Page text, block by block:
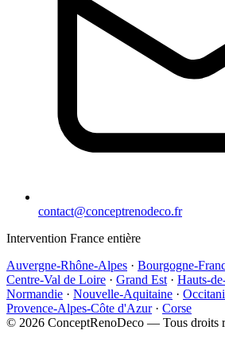
contact@conceptrenodeco.fr
Intervention France entière
Auvergne-Rhône-Alpes · Bourgogne-
Centre-Val de Loire · Grand Est · Hauts-
Normandie · Nouvelle-Aquitaine ·
Provence-Alpes-Côte d'Azur · Corse
© 2026 ConceptRenoDeco — Tous droits